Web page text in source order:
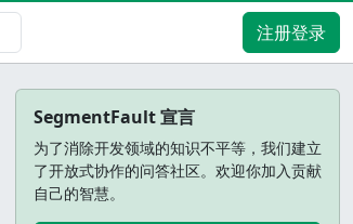
注册登录
SegmentFault 宣言
为了消除开发领域的知识不平等，我们建立
了开放式协作的问答社区。欢迎你加入贡献
自己的智慧。